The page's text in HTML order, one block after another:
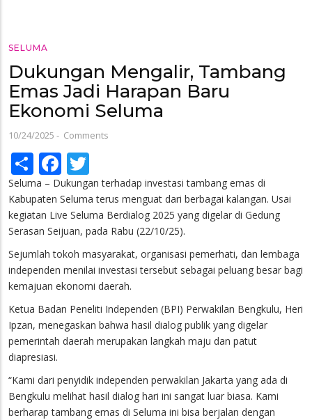
SELUMA
Dukungan Mengalir, Tambang
Emas Jadi Harapan Baru
Ekonomi Seluma
10/24/2025 - Comments
ShareFacebook
Seluma – Dukungan terhadap investasi tambang emas di
Kabupaten Seluma terus menguat dari berbagai kalangan. Usai
kegiatan Live Seluma Berdialog 2025 yang digelar di Gedung
Serasan Seijuan, pada Rabu (22/10/25).
Sejumlah tokoh masyarakat, organisasi pemerhati, dan lembaga
independen menilai investasi tersebut sebagai peluang besar bagi
kemajuan ekonomi daerah.
Ketua Badan Peneliti Independen (BPI) Perwakilan Bengkulu, Heri
Ipzan, menegaskan bahwa hasil dialog publik yang digelar
pemerintah daerah merupakan langkah maju dan patut
diapresiasi.
“Kami dari penyidik independen perwakilan Jakarta yang ada di
Bengkulu melihat hasil dialog hari ini sangat luar biasa. Kami
berharap tambang emas di Seluma ini bisa berjalan dengan